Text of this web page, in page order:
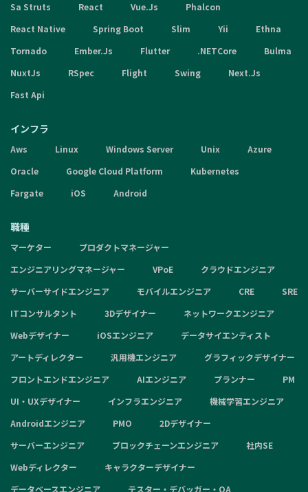
Sa Struts
React Vue.Js
Phalcon
React Native
Spring Boot Slim Yii
Ethna
Tornado
Ember.Js Flutter .NETCore
Bulma
NuxtJs
RSpec Flight Swing
Next.Js
Fast Api
インフラ
Aws Linux Windows Server Unix
Azure
Oracle
Google Cloud Platform
Kubernetes
Fargate
iOS Android
職種
マーケター
プロダクトマネージャー
エンジニアリングマネージャー
VPoE
クラウドエンジニア
サーバーサイドエンジニア
モバイルエンジニア CRE
SRE
ITコンサルタント
3Dデザイナー
ネットワークエンジニア
Webデザイナー
iOSエンジニア
データサイエンティスト
アートディレクター
汎用機エンジニア
グラフィックデザイナー
フロントエンドエンジニア
AIエンジニア プランナー
PM
UI・UXデザイナー
インフラエンジニア
機械学習エンジニア
Androidエンジニア
PMO
2Dデザイナー
サーバーエンジニア
ブロックチェーンエンジニア
社内SE
Webディレクター
キャラクターデザイナー
データベースエンジニア
テスター・デバッガー・QA